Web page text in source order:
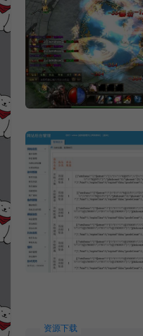
资源下载